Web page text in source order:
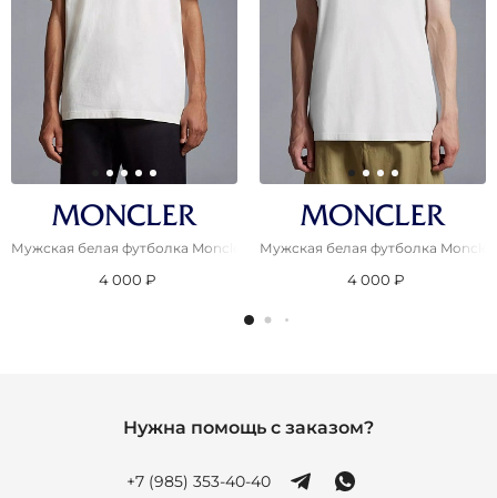
Мужская белая футболка Moncler logo-badge
4 000 ₽
Мужская белая футболка
4 000 ₽
Нужна помощь с заказом?
+7 (985) 353-40-40